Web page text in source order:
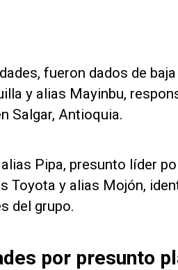
fueron dados de
y alias Mayinbu,
Salgar, Antioquia.
Pipa, presunto líder
Toyota y alias Mojón,
del grupo.
por presunto